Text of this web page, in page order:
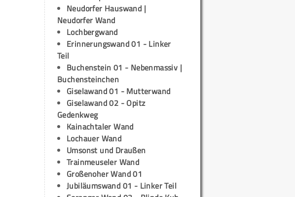
Neudorfer Hauswand |
Neudorfer Wand
Lochbergwand
Erinnerungswand 01 - Linker
Teil
Buchenstein 01 - Nebenmassiv |
Buchensteinchen
Giselawand 01 - Mutterwand
Giselawand 02 - Opitz
Gedenkweg
Kainachtaler Wand
Lochauer Wand
Umsonst und Draußen
Trainmeuseler Wand
Großenoher Wand 01
Jubiläumswand 01 - Linker Teil